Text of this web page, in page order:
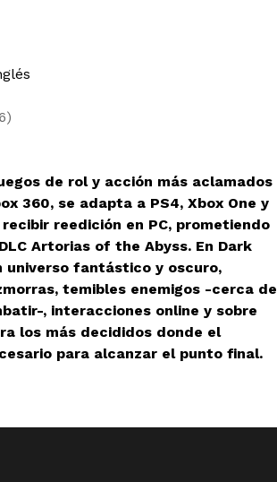
de rol y acción más aclamados
360, se adapta a PS4, Xbox One y
reedición en PC, prometiendo
Artorias of the Abyss. En Dark
universo fantástico y oscuro,
temibles enemigos -cerca de
, interacciones online y sobre
los más decididos donde el
para alcanzar el punto final.